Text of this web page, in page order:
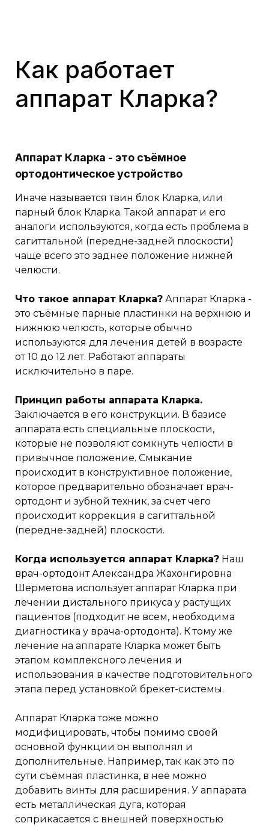
Как работает
аппарат Кларка?
Аппарат Кларка - это съёмное
ортодонтическое устройство
Иначе называется твин блок Кларка, или
парный блок Кларка. Такой аппарат и его
аналоги используются, когда есть проблема в
сагиттальной (передне-задней плоскости)
чаще всего это заднее положение нижней
челюсти.
Что такое аппарат Кларка? Аппарат Кларка -
это съёмные парные пластинки на верхнюю и
нижнюю челюсть, которые обычно
используются для лечения детей в возрасте
от 10 до 12 лет. Работают аппараты
исключительно в паре.
Принцип работы аппарата Кларка.
Заключается в его конструкции. В базисе
аппарата есть специальные плоскости,
которые не позволяют сомкнуть челюсти в
привычное положение. Смыкание
происходит в конструктивное положение,
которое предварительно обозначает врач-
ортодонт и зубной техник, за счет чего
происходит коррекция в сагиттальной
(передне-задней) плоскости.
Когда используется аппарат Кларка? Наш
врач-ортодонт Александра Жахонгировна
Шерметова использует аппарат Кларка при
лечении дистального прикуса у растущих
пациентов (подходит не всем, необходима
диагностика у врача-ортодонта). К тому же
лечение на аппарате Кларка может быть
этапом комплексного лечения и
использования в качестве подготовительного
этапа перед установкой брекет-системы.
Аппарат Кларка тоже можно
модифицировать, чтобы помимо своей
основной функции он выполнял и
дополнительные. Например, так как это по
сути съёмная пластинка, в неё можно
добавить винты для расширения. У аппарата
есть металлическая дуга, которая
соприкасается с внешней поверхностью